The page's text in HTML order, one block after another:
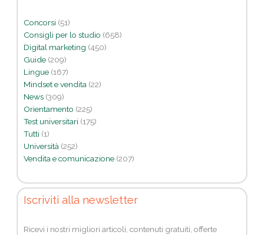
Concorsi (51)
Consigli per lo studio (658)
Digital marketing (450)
Guide (209)
Lingue (167)
Mindset e vendita (22)
News (309)
Orientamento (225)
Test universitari (175)
Tutti (1)
Università (252)
Vendita e comunicazione (207)
Iscriviti alla newsletter
Ricevi i nostri migliori articoli, contenuti gratuiti, offerte